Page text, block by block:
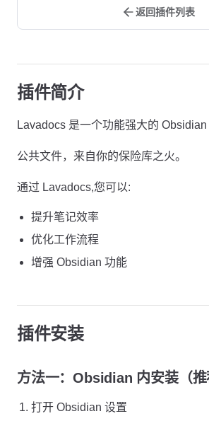
返回插件列表
插件简介
Lavadocs 是一个功能强大的 Obsidian
公共文件，来自你的保险库之火。
通过 Lavadocs,您可以:
提升笔记效率
优化工作流程
增强 Obsidian 功能
插件安装
方法一：Obsidian 内安装（推
打开 Obsidian 设置